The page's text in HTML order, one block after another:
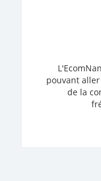
pouvant
de la